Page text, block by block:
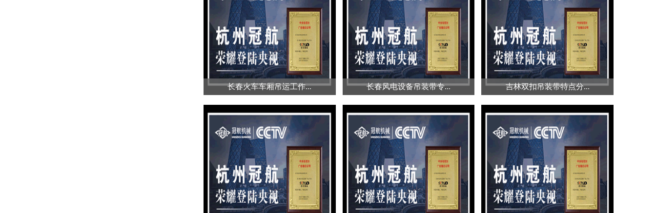
专业定制的船用绞盘首先考虑的是
其性能与船只用途的匹配性。...
电动绞盘是一种以电力驱动的机械
设备，被广泛应用于各种提升、拖
拉...
电动绞盘的价格因其多种因素而有
所不同，使得市场上呈现出多样化
的...
长春火车车厢吊运工作...
长春火车车厢吊运工作...
火车车厢体积庞大，重量惊人，对
吊运工具的强度和稳定性要求极
高。...
长春风电设备吊装带专...
长春风电设备吊装带专...
风电设备通常体积大、重量重，且
吊装环境复杂，对吊装工具的要求
极高...
吉林双扣吊装带特点分...
吉林双扣吊装带特点分...
双扣吊装带是一种安全、高效的吊
装工具，具有独特的特征。...